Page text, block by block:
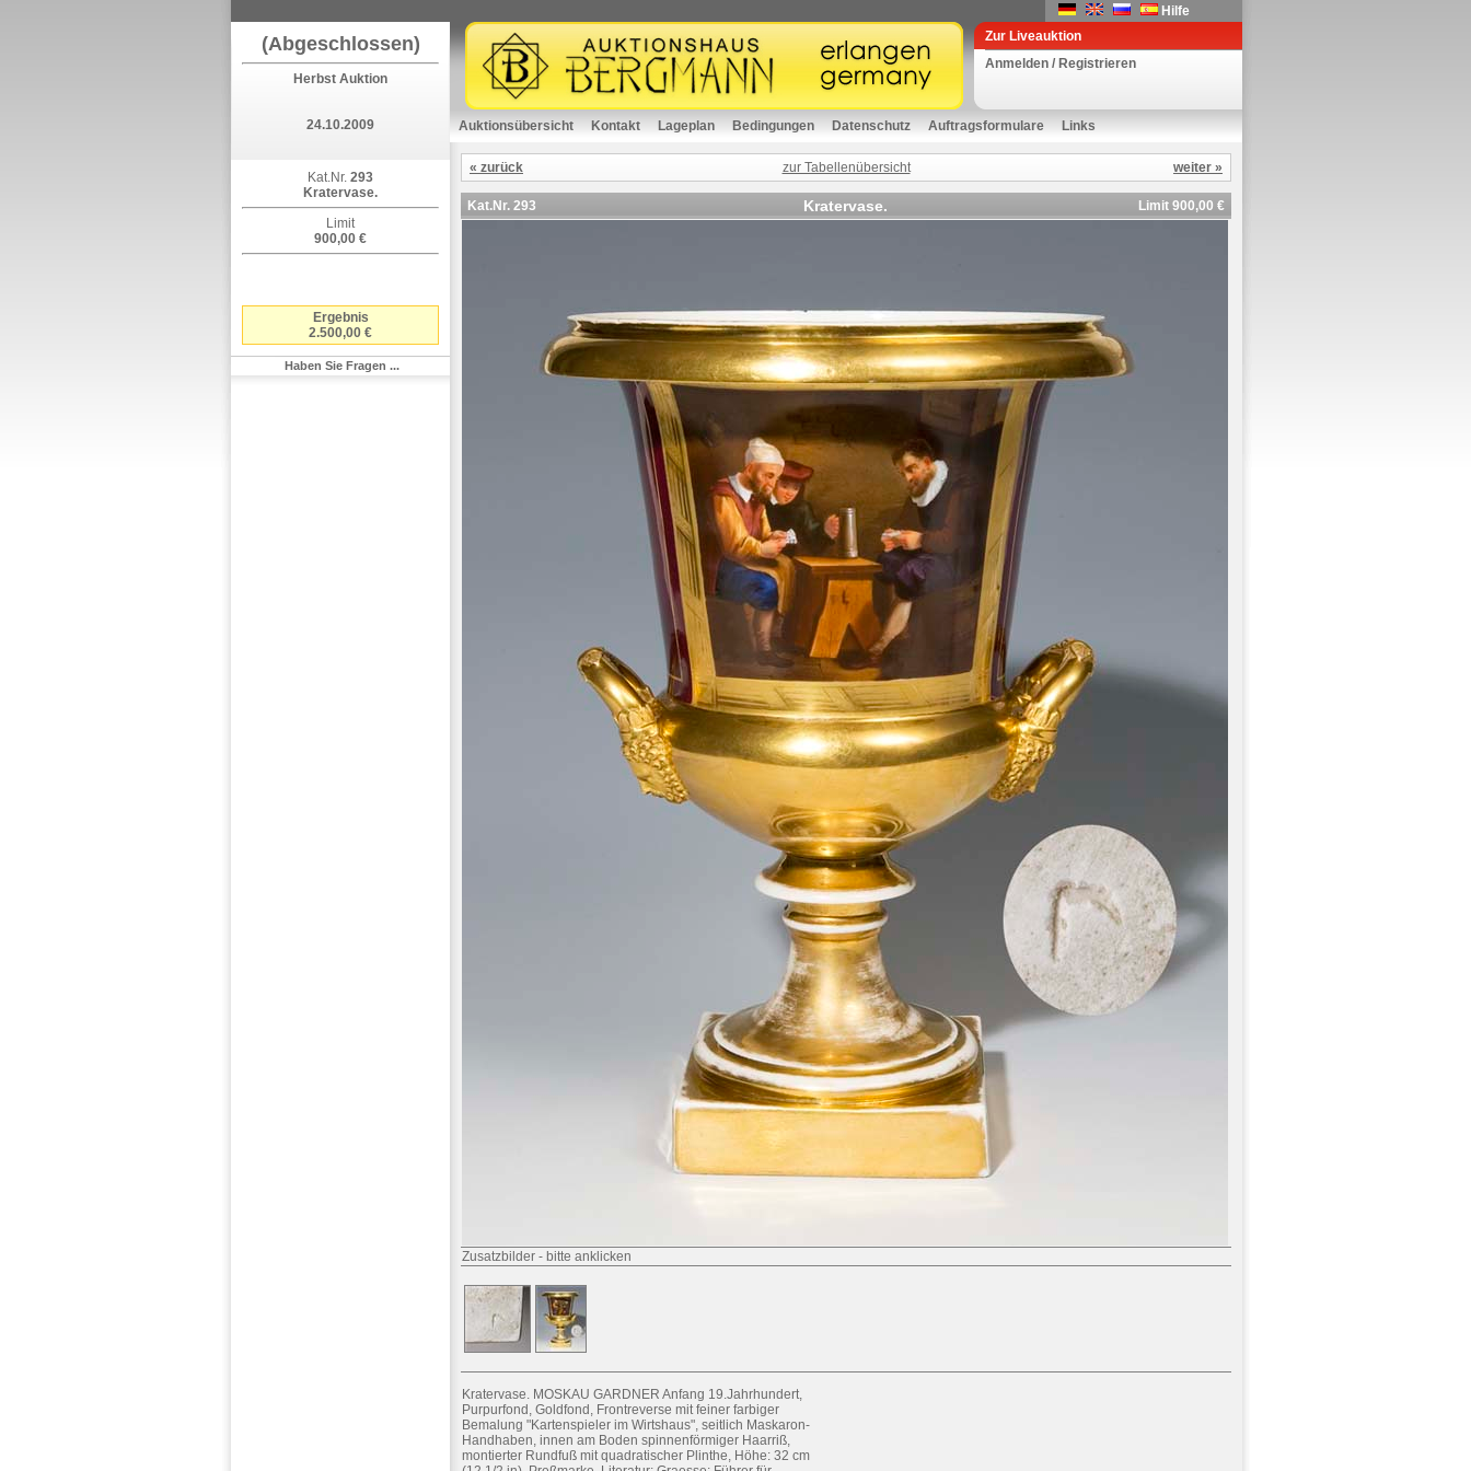
Hilfe
(Abgeschlossen)
Herbst Auktion
24.10.2009
Kat.Nr. 293
Kratervase.
Limit
900,00 €
Ergebnis
2.500,00 €
Haben Sie Fragen ...
Zur Liveauktion
Anmelden / Registrieren
Auktionsübersicht Kontakt Lageplan Bedingungen Datenschutz Auftragsformulare Links
« zurück zur Tabellenübersicht weiter »
Kat.Nr. 293 Kratervase. Limit 900,00 €
Zusatzbilder - bitte anklicken
Kratervase. MOSKAU GARDNER Anfang 19.Jahrhundert,
Purpurfond, Goldfond, Frontreverse mit feiner farbiger
Bemalung "Kartenspieler im Wirtshaus", seitlich Maskaron-
Handhaben, innen am Boden spinnenförmiger Haarriß,
montierter Rundfuß mit quadratischer Plinthe, Höhe: 32 cm